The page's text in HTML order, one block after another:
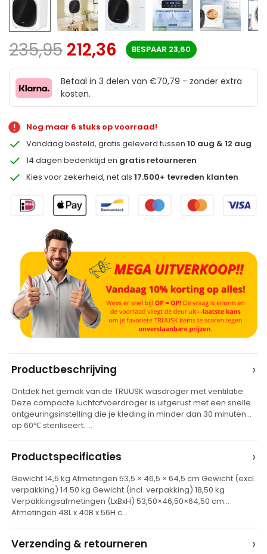
235,95 212,36 BESPAAR 23,60
Betaal in 3 delen van €70,79 - zonder extra
kosten.
Nog maar 6 stuks op voorraad!
Vandaag besteld, gratis geleverd tussen10 aug & 12 aug
14 dagen bedenktijd en gratis retourneren
Kies voor zekerheid, net als17.500+ tevreden klanten
t
e
r
a
t
v
e
Productbeschrijving ›
Ontdek het gemak van de TRUUSK wasdroger met ventilatie.
Deze compacte luchtafvoerdroger is uitgerust met een snelle
ontgeuringsinstelling die je kleding in minder dan 30 minuten
op 60℃ steriliseert. …
Productspecificaties ›
Gewicht 14,5 kg Afmetingen 53,5 × 46,5 × 64,5 cm Gewicht (excl.
verpakking) 14.50 kg Gewicht (incl. verpakking) 18,50 kg
Verpakkingsafmetingen (LxBxH) 53,50×46,50×64,50 cm
Afmetingen 48L x 40B x 56H c…
Verzending & retourneren ›